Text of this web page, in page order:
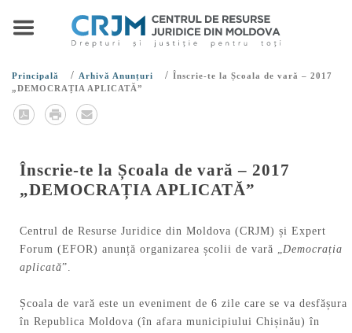
Principală / Arhivă Anunțuri / Înscrie-te la Școala de vară – 2017
„DEMOCRAȚIA APLICATĂ”
Înscrie-te la Școala de vară – 2017
„DEMOCRAȚIA APLICATĂ”
Centrul de Resurse Juridice din Moldova (CRJM) și Expert
Forum (EFOR) anunță organizarea școlii de vară „ Democrația
aplicată”.
Școala de vară este un eveniment de 6 zile care se va desfășura
în Republica Moldova (în afara municipiului Chișinău) în